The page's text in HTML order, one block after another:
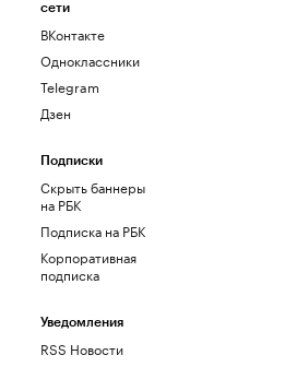
сети
ВКонтакте
Одноклассники
Telegram
Дзен
Подписки
Скрыть баннеры
на РБК
Подписка на РБК
Корпоративная
подписка
Уведомления
RSS Новости